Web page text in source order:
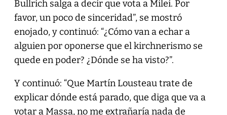
Bullrich salga a decir que vota a Milei. Por
favor, un poco de sinceridad”, se mostró
enojado, y continuó: “¿Cómo van a echar a
alguien por oponerse que el kirchnerismo se
quede en poder? ¿Dónde se ha visto?”.
Y continuó: “Que Martín Lousteau trate de
explicar dónde está parado, que diga que va a
votar a Massa, no me extrañaría nada de